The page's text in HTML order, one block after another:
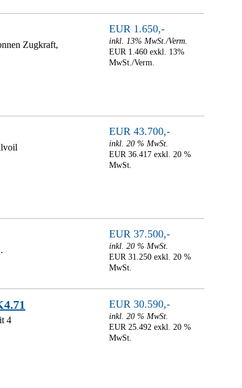
Zugkraft,
EUR 1.650,-
inkl. 13% MwSt./Verm.
EUR 1.460 exkl. 13%
MwSt./Verm.
EUR 43.700,-
inkl. 20 % MwSt.
EUR 36.417 exkl. 20 %
MwSt.
EUR 37.500,-
inkl. 20 % MwSt.
EUR 31.250 exkl. 20 %
MwSt.
4
EUR 30.590,-
inkl. 20 % MwSt.
EUR 25.492 exkl. 20 %
MwSt.